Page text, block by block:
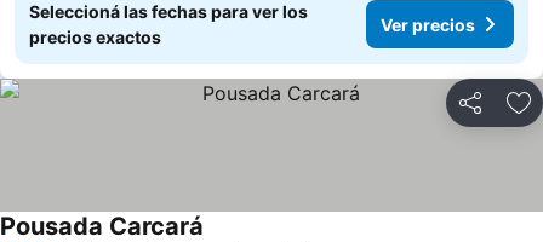
Seleccioná las fechas para ver los
precios exactos
Ver precios
Compartir
Pousada Carcará